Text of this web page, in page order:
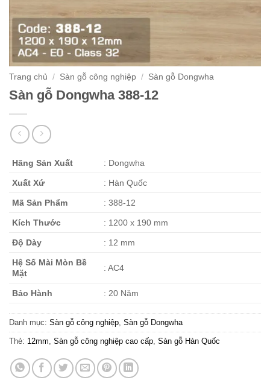
Trang chủ / Sàn gỗ công nghiệp / Sàn gỗ Dongwha
Sàn gỗ Dongwha 388-12
Hãng Sản Xuất : Dongwha
Xuất Xứ : Hàn Quốc
Mã Sản Phẩm : 388-12
Kích Thước : 1200 x 190 mm
Độ Dày : 12 mm
Hệ Số Mài Mòn Bề
Mặt
: AC4
Bảo Hành : 20 Năm
Danh mục: Sàn gỗ công nghiệp, Sàn gỗ Dongwha
Thẻ: 12mm, Sàn gỗ công nghiệp cao cấp, Sàn gỗ Hàn Quốc